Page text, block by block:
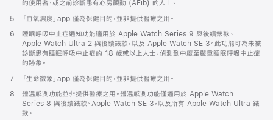
的使用者，或之前診斷患有心房顫動 (AFib) 的人士。
註
5. 「血氧濃度」app 僅為保健目的，並非提供醫療之用。
註
6.
睡眠呼吸中止症通知功能適用於 Apple Watch Series 9 與後續錶款、
Apple Watch Ultra 2 與後續錶款，以及 Apple Watch SE 3。此功能可為未被
診斷患有睡眠呼吸中止症的 18 歲或以上人士，偵測到中度至嚴重睡眠呼吸中止症
的跡象。
註
7. 「生命徵象」app 僅為保健目的，並非提供醫療之用。
註
8.
體溫感測功能並非提供醫療之用。體溫感測功能僅適用於 Apple Watch
Series 8 與後續錶款、Apple Watch SE 3，以及所有 Apple Watch Ultra 錶
款。